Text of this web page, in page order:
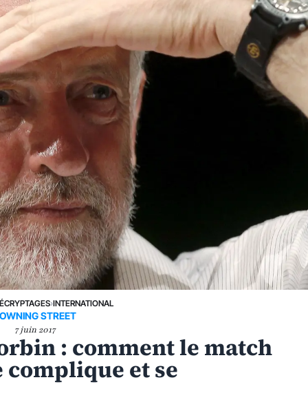
›INTERNATIONAL
STREET
7 juin 2017
: comment le match
et se